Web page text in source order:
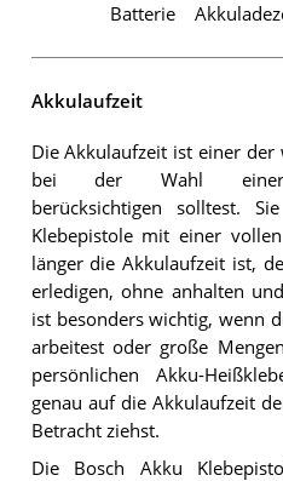
Batterie
Akkulaufzeit
Die Akkulaufzeit ist einer der
bei der Wahl einer
berücksichtigen solltest.
Klebepistole mit einer
länger die Akkulaufzeit ist,
erledigen, ohne anhalten
ist besonders wichtig, wenn
arbeitest oder große
persönlichen Akku-
genau auf die Akkulaufzeit
Betracht ziehst.
Die Bosch Akku